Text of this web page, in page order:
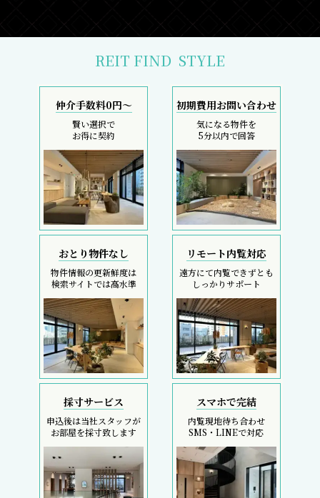
REIT FIND STYLE
仲介手数料0円～
賢い選択で
お得に契約
初期費用お問い合わせ
気になる物件を
5分以内で回答
おとり物件なし
物件情報の更新鮮度は
検索サイトでは高水準
リモート内覧対応
遠方にて内覧できずとも
しっかりサポート
採寸サービス
申込後は当社スタッフが
お部屋を採寸致します
スマホで完結
内覧現地待ち合わせ
SMS・LINEで対応